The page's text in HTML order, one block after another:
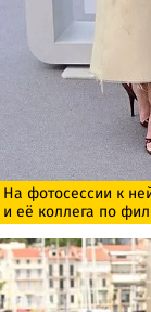
На фотосессии к
и её коллега по